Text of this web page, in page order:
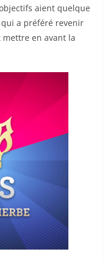
aient quelque
a préféré revenir
mettre en avant la